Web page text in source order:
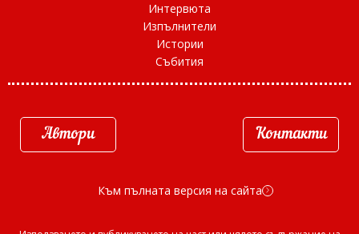
Интервюта
Изпълнители
Истории
Събития
Автори Контакти
Към пълната версия на сайта d